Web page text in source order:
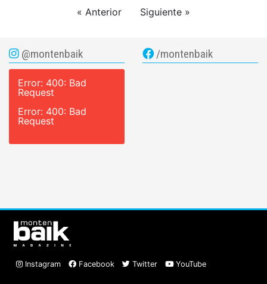
« Anterior Siguiente »
@montenbaik
Error: 400: Bad
Request
Error: 400: Bad
Request
/montenbaik
Instagram Facebook Twitter YouTube